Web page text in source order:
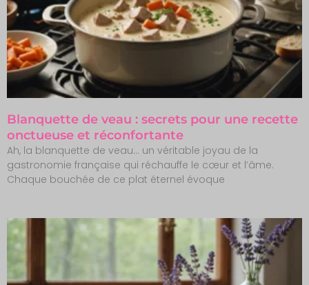
Blanquette de veau : secrets pour une recette
onctueuse et réconfortante
Ah, la blanquette de veau… un véritable joyau de la
gastronomie française qui réchauffe le cœur et l’âme.
Chaque bouchée de ce plat éternel évoque